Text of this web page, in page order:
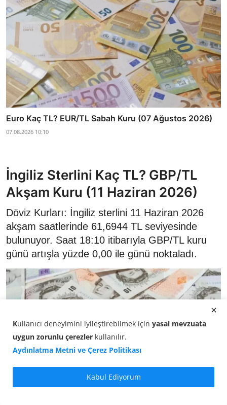
Euro Kaç TL? EUR/TL Sabah Kuru (07 Ağustos 2026)
07.08.2026 10:10
İngiliz Sterlini Kaç TL? GBP/TL
Akşam Kuru (11 Haziran 2026)
Döviz Kurları: İngiliz sterlini 11 Haziran 2026
akşam saatlerinde 61,6944 TL seviyesinde
bulunuyor. Saat 18:10 itibarıyla GBP/TL kuru
günü artışla yüzde 0,00 ile günü noktaladı.
Kullanıcı deneyimini iyileştirebilmek için yasal mevzuata
uygun zorunlu çerezler kullanılır.
Aydınlatma Metni ve Çerez Politikası
Kabul Ediyorum